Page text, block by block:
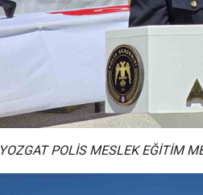
YOZGAT POLİS MESLEK EĞİTİM